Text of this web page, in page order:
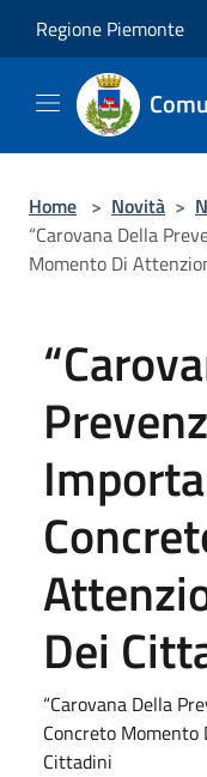
Regione Piemonte
Home > Novità >
“Carovana Della
Momento Di
Dei
“Carovana Della
Concreto
Cittadini